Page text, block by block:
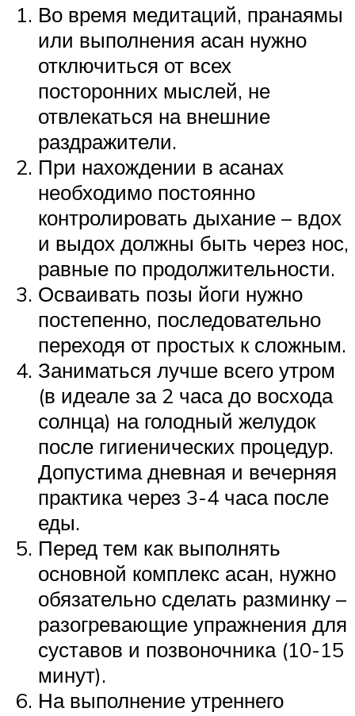
Во время медитаций, пранаямы
или выполнения асан нужно
отключиться от всех
посторонних мыслей, не
отвлекаться на внешние
раздражители.
При нахождении в асанах
необходимо постоянно
контролировать дыхание – вдох
и выдох должны быть через нос,
равные по продолжительности.
Осваивать позы йоги нужно
постепенно, последовательно
переходя от простых к сложным.
Заниматься лучше всего утром
(в идеале за 2 часа до восхода
солнца) на голодный желудок
после гигиенических процедур.
Допустима дневная и вечерняя
практика через 3-4 часа после
еды.
Перед тем как выполнять
основной комплекс асан, нужно
обязательно сделать разминку –
разогревающие упражнения для
суставов и позвоночника (10-15
минут).
На выполнение утреннего